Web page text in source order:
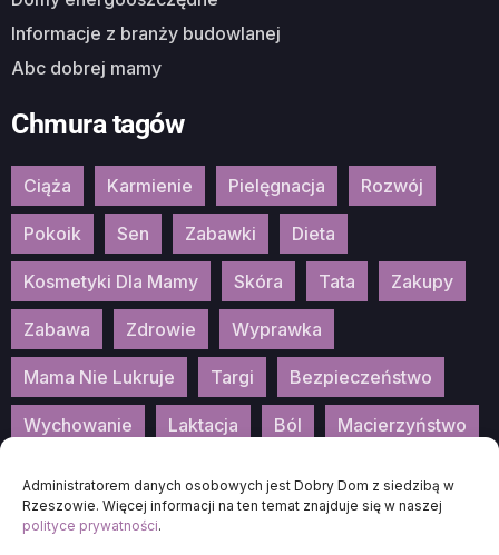
Administratorem danych osobowych jest Dobry Dom z siedzibą w
Rzeszowie. Więcej informacji na ten temat znajduje się w naszej
polityce prywatności.
Informacje z branży budowlanej
Abc dobrej mamy
Chmura tagów
Ciąża Karmienie Pielęgnacja Rozwój
Pokoik Sen Zabawki Dieta
Kosmetyki Dla Mamy Skóra Tata Zakupy
Zabawa Zdrowie Wyprawka
Mama Nie Lukruje Targi Bezpieczeństwo
Wychowanie Laktacja Ból Macierzyństwo